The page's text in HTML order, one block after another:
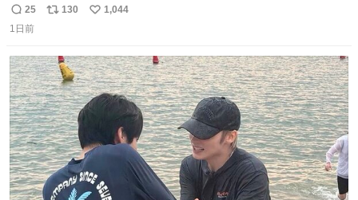
ね 運転士は日本人やったのなら韓国人は関係ないし、なん
なら68歳も関係ない…
返
信
25
リ
ト
数
130
い
数
1,044
1日前